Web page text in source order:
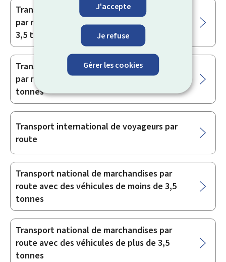
J'accepte
Je refuse
Gérer les cookies
Transport international de marchandises
par route avec des véhicules entre 2,5 et
3,5 tonnes
Transport international de marchandises
par route avec des véhicules de plus de 3,5
tonnes
Transport international de voyageurs par
route
Transport national de marchandises par
route avec des véhicules de moins de 3,5
tonnes
Transport national de marchandises par
route avec des véhicules de plus de 3,5
tonnes